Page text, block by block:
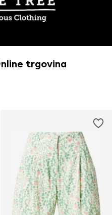
trgovina